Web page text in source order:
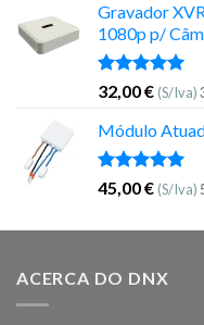
Gravador
1080p p/
Avaliação
5.00
de 5
32,00€ (S/Iva)
Módulo
Avaliação
5.00
de 5
45,00€ (S/Iva)
ACERCA DO DNX